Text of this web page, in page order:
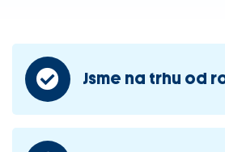
Jsme na trhu od